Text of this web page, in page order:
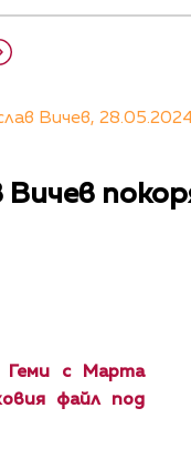
Вичев,
Геми с Марта
файл под